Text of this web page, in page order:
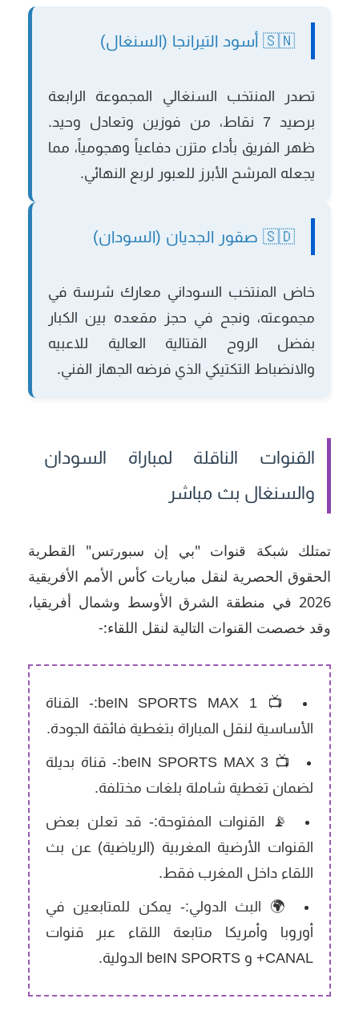
🇸🇳 أسود التيرانجا (السنغال)
تصدر المنتخب السنغالي المجموعة الرابعة
برصيد 7 نقاط، من فوزين وتعادل وحيد.
ظهر الفريق بأداء متزن دفاعياً وهجومياً، مما
يجعله المرشح الأبرز للعبور لربع النهائي.
🇸🇩 صقور الجديان (السودان)
خاض المنتخب السوداني معارك شرسة في
مجموعته، ونجح في حجز مقعده بين الكبار
بفضل الروح القتالية العالية للاعبيه
والانضباط التكتيكي الذي فرضه الجهاز الفني.
القنوات الناقلة لمباراة السودان
والسنغال بث مباشر
تمتلك شبكة قنوات "بي إن سبورتس" القطرية
الحقوق الحصرية لنقل مباريات كأس الأمم الأفريقية
2026 في منطقة الشرق الأوسط وشمال أفريقيا،
وقد خصصت القنوات التالية لنقل اللقاء:-
📺 beIN SPORTS MAX 1:-
القناة
الأساسية لنقل المباراة بتغطية فائقة الجودة.
📺 beIN SPORTS MAX 3:-
قناة بديلة
لضمان تغطية شاملة بلغات مختلفة.
📡 القنوات المفتوحة:- قد تعلن بعض
القنوات الأرضية المغربية (الرياضية) عن بث
اللقاء داخل المغرب فقط.
🌍 البث الدولي:- يمكن للمتابعين في
أوروبا وأمريكا متابعة اللقاء عبر قنوات
CANAL+ و beIN SPORTS الدولية.